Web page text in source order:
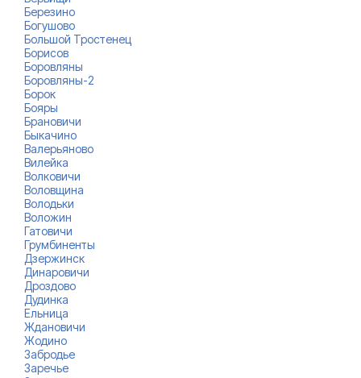
Березино
Богушово
Большой Тростенец
Борисов
Боровляны
Боровляны-2
Борок
Бояры
Брановичи
Быкачино
Валерьяново
Вилейка
Волковичи
Воловщина
Володьки
Воложин
Гатовичи
Грумбиненты
Дзержинск
Динаровичи
Дроздово
Дудинка
Ельница
Ждановичи
Жодино
Забродье
Заречье